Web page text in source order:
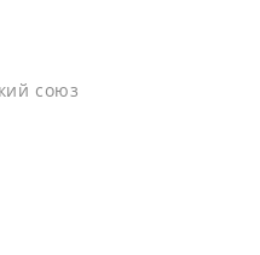
союз